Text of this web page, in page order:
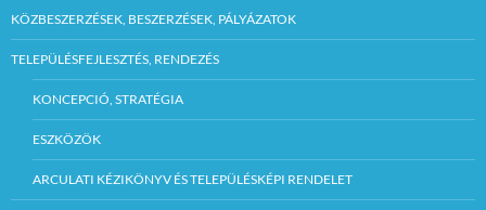
határideje:2020.
február 28.
A pályázat
elbírálásának
határideje: 2020.
KÖZBESZERZÉSEK, BESZERZÉSEK, PÁLYÁZATOK
TELEPÜLÉSFEJLESZTÉS, RENDEZÉS
KONCEPCIÓ, STRATÉGIA
ESZKÖZÖK
ARCULATI KÉZIKÖNYV ÉS TELEPÜLÉSKÉPI RENDELET